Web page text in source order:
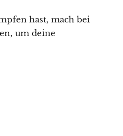
hast, mach bei
um deine